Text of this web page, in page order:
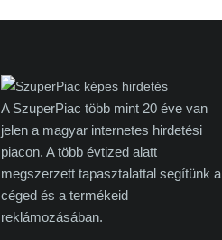
A SzuperPiac több mint 20 éve van
jelen a magyar internetes hirdetési
piacon. A több évtized alatt
megszerzett tapasztalattal segítünk a
céged és a termékeid
reklámozásában.